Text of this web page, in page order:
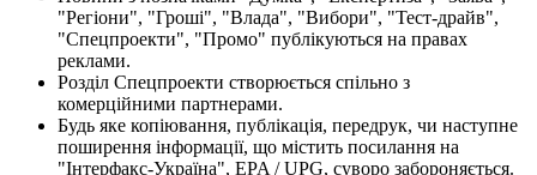
"Регіони", "Гроші", "Влада", "Вибори", "Тест-драйв",
"Спецпроекти", "Промо" публікуються на правах
реклами.
Розділ Спецпроекти створюється спільно з
комерційними партнерами.
Будь яке копіювання, публікація, передрук, чи наступне
поширення інформації, що містить посилання на
"Інтерфакс-Україна", EPA / UPG, суворо забороняється.